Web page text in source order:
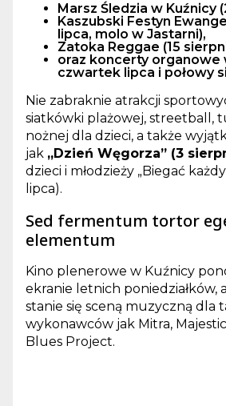
Marsz Śledzia w Kuźnicy
Kaszubski Festyn
lipca, molo w Jastarni),
Zatoka Reggae (15
oraz koncerty organowe
czwartek lipca i połowy
Nie zabraknie atrakcji
siatkówki plażowej, streetball,
nożnej dla dzieci, a także
jak „Dzień Węgorza” (3
dzieci i młodzieży „Biegać
lipca).
Sed fermentum tortor
elementum
Kino plenerowe w Kuźnicy
ekranie letnich poniedziałków,
stanie się sceną muzyczną dla
wykonawców jak Mitra,
Blues Project.